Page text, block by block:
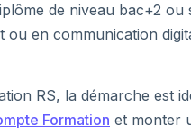
de niveau bac+2
en communication
RS, la démarche est
Formation et monter